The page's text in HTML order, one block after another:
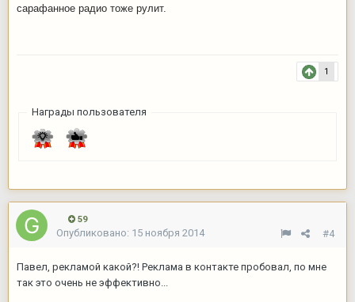
сарафанное радио тоже рулит.
1
Награды пользователя
59
#4
Опубликовано: 15 ноября 2014
Павел, рекламой какой?! Реклама в контакте пробовал, по мне
так это очень не эффективно...